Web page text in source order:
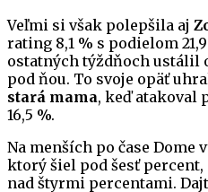
Veľmi si však polepšila aj
rating 8,1 % s podielom
ostatných týždňoch ustálil
pod ňou. To svoje opäť
stará mama, keď atakoval
16,5 %.
Na menších po čase Dome
ktorý šiel pod šesť percent,
nad štyrmi percentami.